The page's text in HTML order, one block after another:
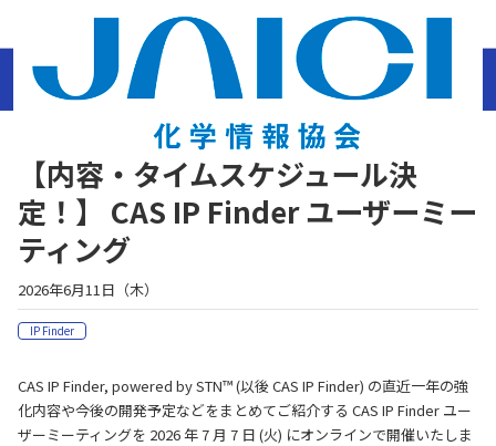
ホーム お知らせ 2026年
【内容・タイムスケジュール決定！】 CAS IP
Finder ユーザーミーティング
【内容・タイムスケジュール決
定！】 CAS IP Finder ユーザーミー
ティング
2026年6月11日（木）
IP Finder
CAS IP Finder, powered by STN™ (以後 CAS IP Finder) の直近一年の強
化内容や今後の開発予定などをまとめてご紹介する CAS IP Finder ユー
ザーミーティングを 2026 年 7 月 7 日 (火) にオンラインで開催いたしま